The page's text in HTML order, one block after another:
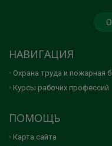
НАВИГАЦИЯ
Охрана труда и пожарная
Курсы рабочих профессий
ПОМОЩЬ
Карта сайта